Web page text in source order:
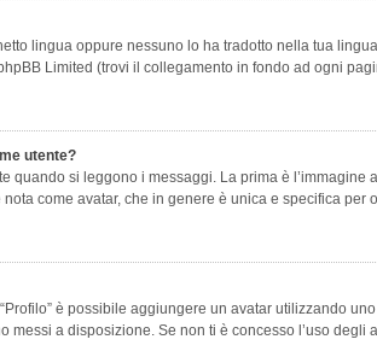
lingua oppure nessuno lo ha tradotto nella tua
Limited (trovi il collegamento in fondo ad ogni
utente?
quando si leggono i messaggi. La prima è
come avatar, che in genere è unica e specifica per
è possibile aggiungere un avatar utilizzando
a disposizione. Se non ti è concesso l’uso